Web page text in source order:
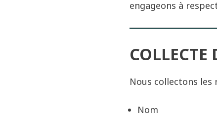
engageons à
COLLECTE
Nous collectons les
Nom